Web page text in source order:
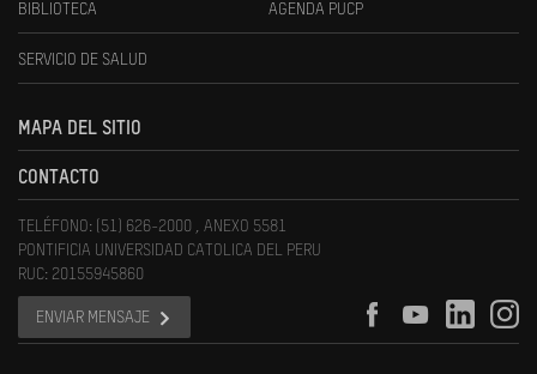
BIBLIOTECA AGENDA PUCP
SERVICIO DE SALUD
MAPA DEL SITIO
CONTACTO
TELÉFONO: (51) 626-2000 , ANEXO 5581
PONTIFICIA UNIVERSIDAD CATOLICA DEL PERU
RUC: 20155945860
ENVIAR MENSAJE